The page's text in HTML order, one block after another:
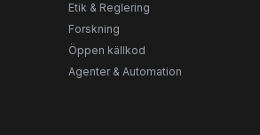
Etik & Reglering
Forskning
Öppen källkod
Agenter & Automation